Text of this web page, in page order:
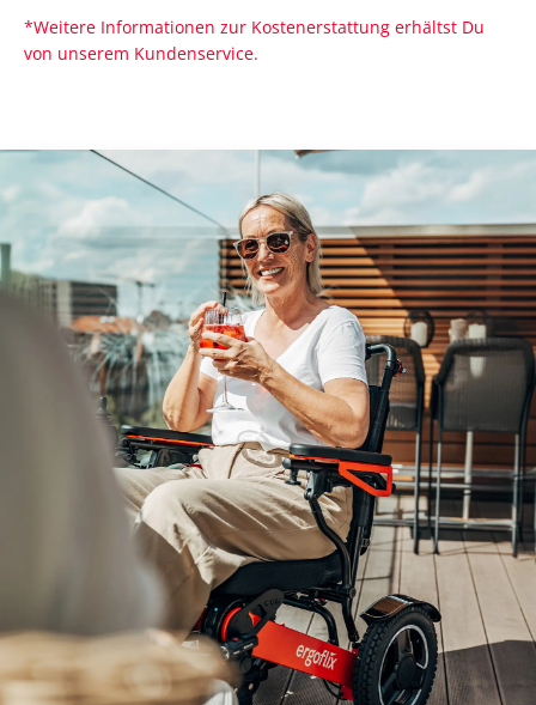
*Weitere Informationen zur Kostenerstattung erhältst Du
von unserem Kundenservice.